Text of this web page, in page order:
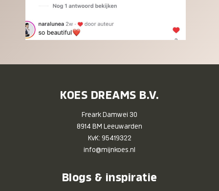
KOES DREAMS B.V.
Freark Damwei 30
8914 BM Leeuwarden
KvK: 95419322
info@mijnkoes.nl
Blogs & inspiratie